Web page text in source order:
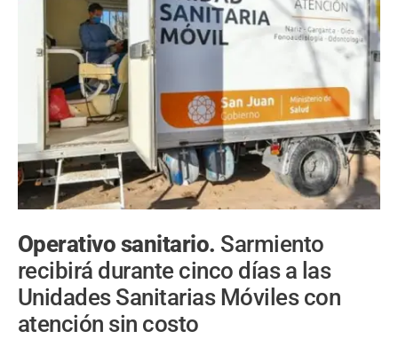
Operativo sanitario. Sarmiento
recibirá durante cinco días a las
Unidades Sanitarias Móviles con
atención sin costo